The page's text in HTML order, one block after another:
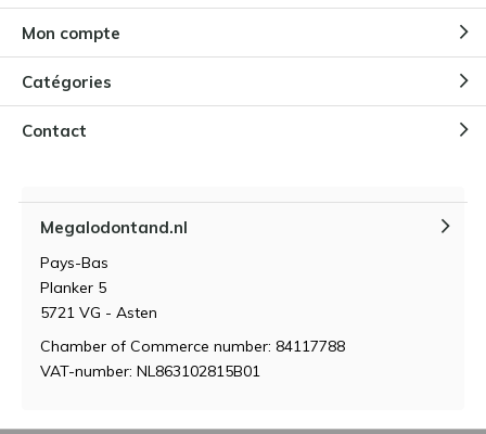
Comment conserver et entretenir
Mon compte
Catégories
Contact
Megalodontand.nl
Pays-Bas
Planker 5
5721 VG - Asten
Chamber of Commerce number: 84117788
VAT-number: NL863102815B01